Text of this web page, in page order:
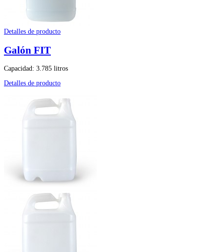
Detalles de producto
Galón FIT
Capacidad: 3.785 litros
Detalles de producto